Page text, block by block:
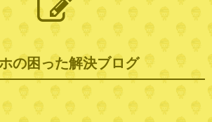
の困った解決ブログ